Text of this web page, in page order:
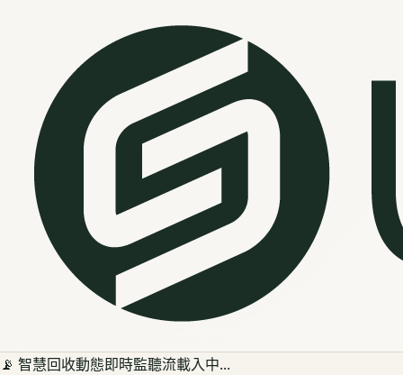
📡 智慧回收動態即時監聽流載入中...